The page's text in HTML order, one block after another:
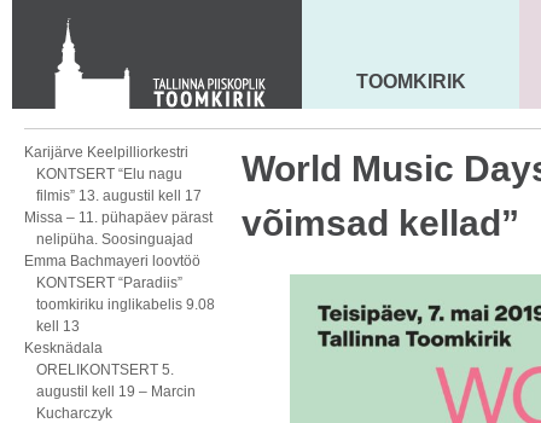
KONTAKT
Toom-Kooli 6, 10130 TALLINN
tallinna.toom@eelk.ee
MAARJA KIRIK
TOOMKIRIK
Karijärve Keelpilliorkestri
KONTSERT “Elu nagu
filmis” 13. augustil kell 17
Missa – 11. pühapäev pärast
nelipüha. Soosinguajad
Emma Bachmayeri loovtöö
KONTSERT “Paradiis”
toomkiriku inglikabelis 9.08
kell 13
Kesknädala
ORELIKONTSERT 5.
augustil kell 19 – Marcin
Kucharczyk
World Music
võimsad kellad”